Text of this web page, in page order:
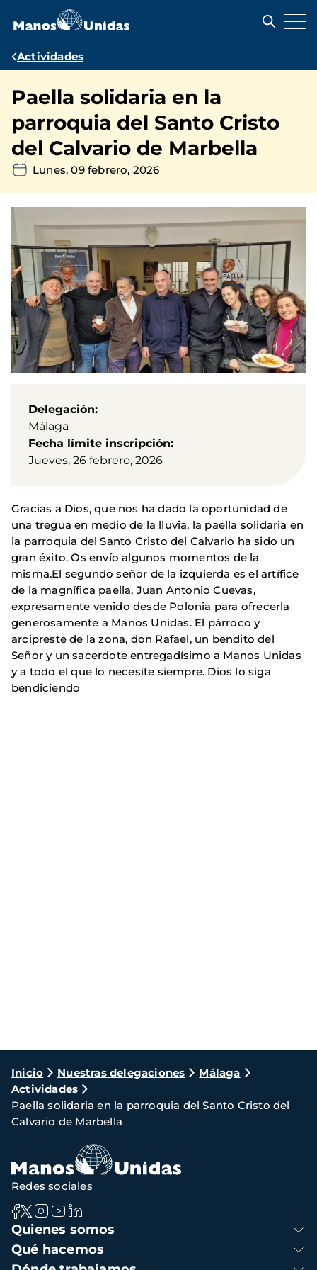
contenido
Ruta
navegación
Actividades
Paella solidaria en la
parroquia del Santo Cristo
del Calvario de Marbella
Lunes, 09 febrero, 2026
Delegación
Málaga
Fecha límite inscripción
Jueves, 26 febrero, 2026
Gracias a Dios, que nos ha dado la oportunidad de
una tregua en medio de la lluvia, la paella solidaria en
la parroquia del Santo Cristo del Calvario ha sido un
gran éxito. Os envío algunos momentos de la
misma.El segundo señor de la izquierda es el artífice
de la magnífica paella, Juan Antonio Cuevas,
expresamente venido desde Polonia para ofrecerla
generosamente a Manos Unidas. El párroco y
arcipreste de la zona, don Rafael, un bendito del
Señor y un sacerdote entregadísimo a Manos Unidas
y a todo el que lo necesite siempre. Dios lo siga
bendiciendo
Ruta
de
navegación
Inicio Nuestras delegaciones
Málaga
Actividades
Paella solidaria en la parroquia del Santo Cristo del
Calvario de Marbella
Navegación
principal
Quienes somos
Qué hacemos
Redes sociales